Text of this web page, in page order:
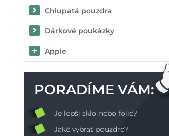
Chlupatá pouzdra
Dárkové poukázky
Apple
PORADÍME VÁM:
Je lepší sklo nebo fólie?
Jaké vybrat pouzdro?